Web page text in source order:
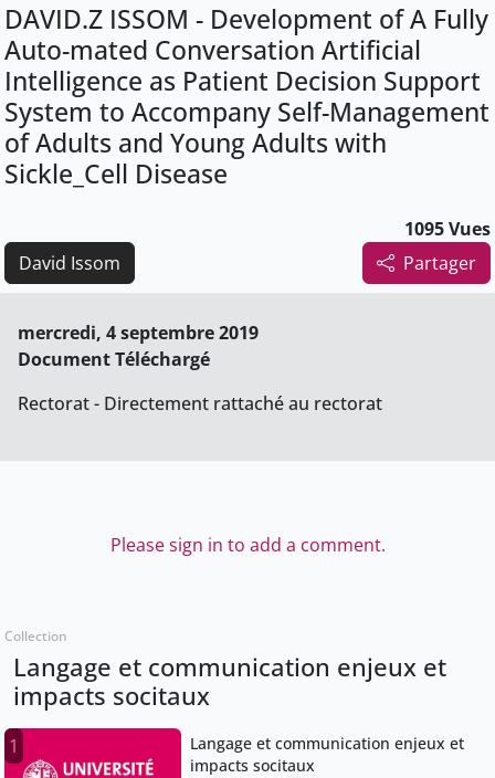
DAVID.Z ISSOM - Development of A Fully
Auto-mated Conversation Artificial
Intelligence as Patient Decision Support
System to Accompany Self-Management
of Adults and Young Adults with
Sickle_Cell Disease
1095 Vues
Partager
David Issom
mercredi, 4 septembre 2019
Document Téléchargé
Rectorat - Directement rattaché au rectorat
Please sign in to add a comment.
Collection
Langage et communication enjeux et
impacts socitaux
1
Langage et communication enjeux et
impacts socitaux